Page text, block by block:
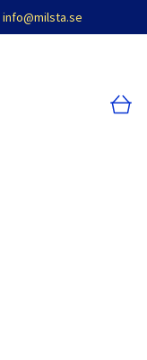
info@milsta.se